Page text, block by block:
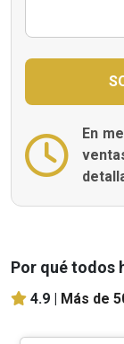
En
Por qué todos
4.9 | Más de